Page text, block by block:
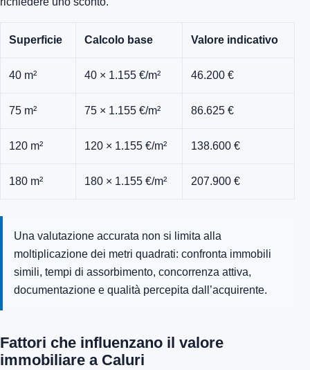
Superficie Calcolo base Valore indicativo
40 m² 40 × 1.155 €/m² 46.200 €
75 m² 75 × 1.155 €/m² 86.625 €
120 m² 120 × 1.155 €/m² 138.600 €
180 m² 180 × 1.155 €/m² 207.900 €
Una valutazione accurata non si limita alla
moltiplicazione dei metri quadrati: confronta immobili
simili, tempi di assorbimento, concorrenza attiva,
documentazione e qualità percepita dall’acquirente.
Fattori che influenzano il valore
immobiliare a Caluri